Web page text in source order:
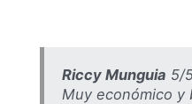
Riccy Munguia 5/
Muy económico y